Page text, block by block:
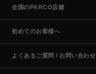
全国のPARCO店舗
初めてのお客様へ
よくあるご質問 / お問い合わせ